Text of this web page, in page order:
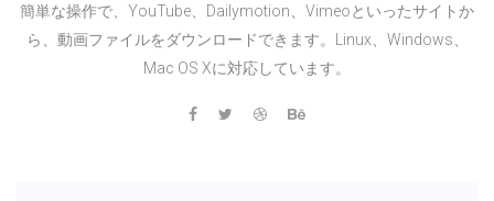
簡単な操作で、YouTube、Dailymotion、Vimeoといったサイトか
ら、動画ファイルをダウンロードできます。Linux、Windows、
Mac OS Xに対応しています。